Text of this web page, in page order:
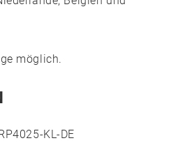
möglich.
KL-DE